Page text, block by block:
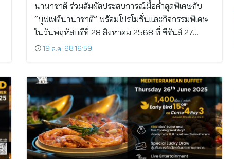
นานาชาติ ร่วมสัมผัสประสบการณ์มื้อค่ำสุดพิเศษกับ
“บุฟเฟต์นานาชาติ” พร้อมโปรโมชั่นและกิจกรรมพิเศษ
ในวันพฤหัสบดีที่ 28 สิงหาคม 2568 ที่ ซีซันส์ 27…
19 ส.ค. 68 16:59